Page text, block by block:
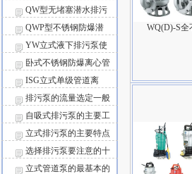
QW型无堵塞潜水排污
QWP型不锈钢防爆潜
YW立式液下排污泵使
卧式不锈钢防爆离心管
ISG立式单级管道离
排污泵的流量选定一般
自吸式排污泵的主要工
立式排污泵的主要特点
选择排污泵要注意的十
立式管道泵的最基本的
WQ(D)-S全